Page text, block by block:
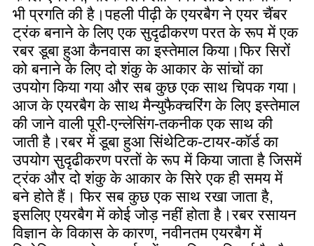
भी प्रगति की है।पहली पीढ़ी के एयरबैग ने एयर चैंबर
ट्रंक बनाने के लिए एक सुदृढीकरण परत के रूप में एक
रबर डूबा हुआ कैनवास का इस्तेमाल किया।फिर सिरों
को बनाने के लिए दो शंकु के आकार के सांचों का
उपयोग किया गया और सब कुछ एक साथ चिपक गया।
आज के एयरबैग के साथ मैन्युफैक्चरिंग के लिए इस्तेमाल
की जाने वाली पूरी-एन्लेसिंग-तकनीक एक साथ की
जाती है।रबर में डूबा हुआ सिंथेटिक-टायर-कॉर्ड का
उपयोग सुदृढीकरण परतों के रूप में किया जाता है जिसमें
ट्रंक और दो शंकु के आकार के सिरे एक ही समय में
बने होते हैं। फिर सब कुछ एक साथ रखा जाता है,
इसलिए एयरबैग में कोई जोड़ नहीं होता है।रबर रसायन
विज्ञान के विकास के कारण, नवीनतम एयरबैग में